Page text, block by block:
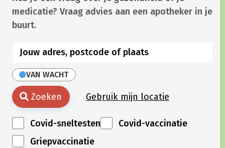
medicatie? Vraag advies aan een apotheker in je
buurt.
VAN WACHT
Zoeken Gebruik mijn locatie
Covid-sneltesten
Covid-vaccinatie
Griepvaccinatie